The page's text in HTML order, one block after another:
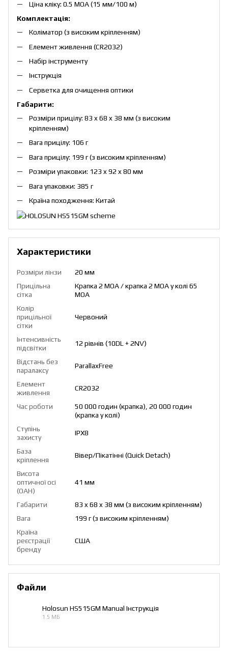
Ціна кліку: 0.5 МОА (15 мм/100 м)
Комплектація:
Коліматор (з високим кріпленням)
Елемент живлення (CR2032)
Набір інструменту
Інструкція
Серветка для очищення оптики
Габарити:
Розміри прицілу: 83 x 68 x 38 мм (з високим
кріпленням)
Вага прицілу: 106 г
Вага прицілу: 199 г (з високим кріпленням)
Розміри упаковки: 123 x 92 x 80 мм
Вага упаковки: 385 г
Країна походження: Китай
Характеристики
Розміри лінзи
20 мм
Прицільна
сітка
Крапка 2 МОА / крапка 2 МОА у колі 65
МОА
Колір
прицільної
сітки
Червоний
Інтенсивність
підсвітки
12 рівнів (10DL + 2NV)
Відстань без
паралаксу
ParallaxFree
Елемент
живлення
CR2032
Час роботи
50 000 годин (крапка), 20 000 годин
(крапка у колі)
Ступінь
захисту
IPX8
База
кріплення
Вівер/Пікатінні (Quick Detach)
Висота
оптичної осі
(OAH)
41 мм
Габарити
83 x 68 x 38 мм (з високим кріпленням)
Вага
199 г (з високим кріпленням)
Країна
реєстрації
бренду
США
Файли
Holosun HS515GM Manual Інструкція
1.5 МБ